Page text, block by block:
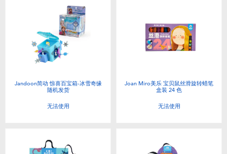
Jandoon简动 惊喜百宝箱-冰雪奇缘
随机发货
无法使用
Joan Miro美乐 宝贝鼠丝滑旋转蜡笔
盒装 24 色
无法使用